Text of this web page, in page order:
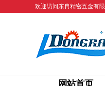
欢迎访问东冉精密五金有
网站首页